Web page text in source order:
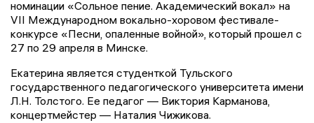
номинации «Сольное пение. Академический вокал» на
VII Международном вокально-хоровом фестивале-
конкурсе «Песни, опаленные войной», который прошел с
27 по 29 апреля в Минске.
Екатерина является студенткой Тульского
государственного педагогического университета имени
Л.Н. Толстого. Ее педагог — Виктория Карманова,
концертмейстер — Наталия Чижикова.